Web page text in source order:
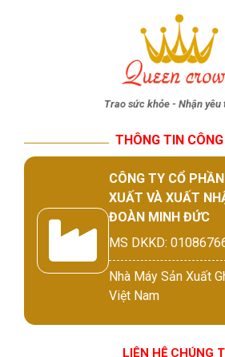
Trao sức khỏe - Nhận yêu
THÔNG TIN
CÔNG TY CỔ
XUẤT VÀ XUẤT
ĐOÀN MINH ĐỨC
MS DKKD:
Nhà Máy Sản Xuất
Việt Nam
LIÊN HỆ CHÚNG